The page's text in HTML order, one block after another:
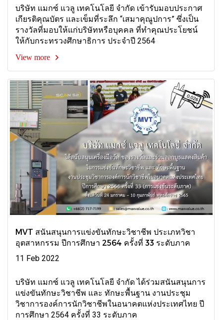
บริษัท แมกซ์ แวลู เทคโนโลยี จำกัด เข้ารับมอบประกาศ
เกียรติคุณบัตร และเข็มที่ระลึก “เสมาคุณูปการ” ซึ่งเป็น
รางวัลที่มอบให้แก่บริษัทหรือบุคคล ที่ทำคุณประโยชน์
ให้กับกระทรวงศึกษาธิการ ประจำปี 2564
View more
MVT สนันสนุนการแข่งขันทักษะวิชาชีพ ประเภทวิชา
อุตสาหกรรม ปีการศึกษา 2564 ครั้งที่ 33 ระดับภาค
11 Feb 2022
บริษัท แมกซ์ แวลู เทคโนโลยี จำกัด ได้ร่วมสนันสนุนการ
แข่งขันทักษะวิชาชีพ และ ทักษะพื้นฐาน งานประชุม
วิชาการองค์การนักวิชาชีพในอนาคตแห่งประเทศไทย ปี
การศึกษา 2564 ครั้งที่ 33 ระดับภาค